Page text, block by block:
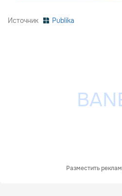
Источник Publika
Разместить